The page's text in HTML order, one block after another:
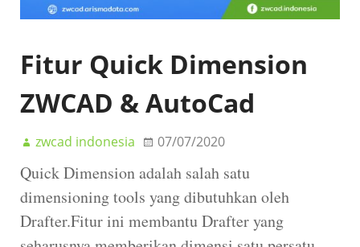
Fitur Quick Dimension
ZWCAD & AutoCad
zwcad indonesia 07/07/2020
Quick Dimension adalah salah satu
dimensioning tools yang dibutuhkan oleh
Drafter.Fitur ini membantu Drafter yang